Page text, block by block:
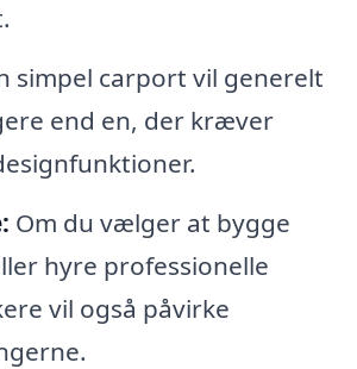
simpel carport vil generelt
end en, der kræver
Om du vælger at bygge
hyre professionelle
vil også påvirke